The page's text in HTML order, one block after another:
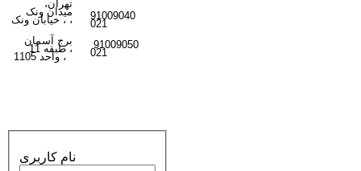
میدان ونک
،خیابان ونک ،
برج آسمان
، طبقه 11
،
91009040
021
91009050
021
نام کاربری